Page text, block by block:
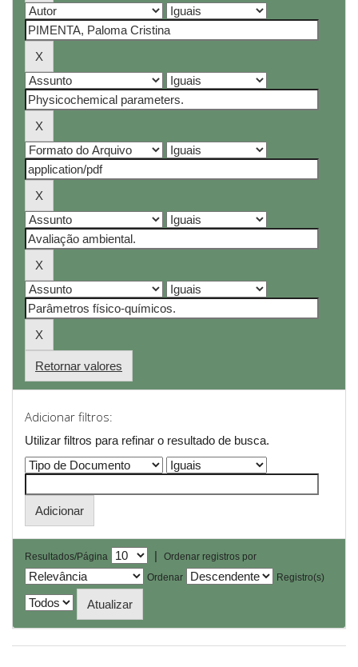
Retornar valores
Adicionar filtros:
Utilizar filtros para refinar o resultado de busca.
Resultados/Página |
Ordenar registros por
Ordenar
Registro(s)